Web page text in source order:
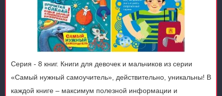
Серия - 8 книг. Книги для девочек и мальчиков из серии
«Самый нужный самоучитель», действительно, уникальны! В
каждой книге – максимум полезной информации и